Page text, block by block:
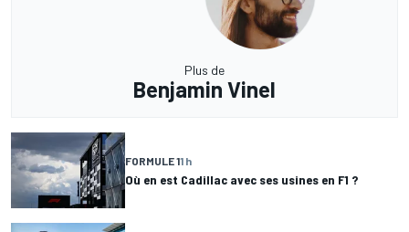
Plus de
Benjamin Vinel
FORMULE 11 h
Où en est Cadillac avec ses usines en F1 ?